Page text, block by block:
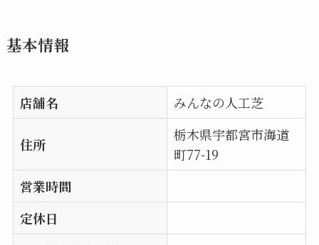
基本情報
店舗名 みんなの人工芝
住所
栃木県宇都宮市海道
町77-19
営業時間
定休日